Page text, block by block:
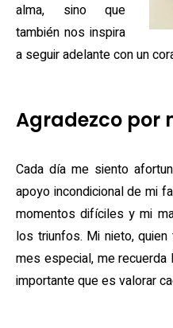
alma, sino que
también nos inspira
a seguir adelante con un
Agradezco por
Cada día me siento
apoyo incondicional de mi
momentos difíciles y mi
los triunfos. Mi nieto,
mes especial, me
importante que es valorar